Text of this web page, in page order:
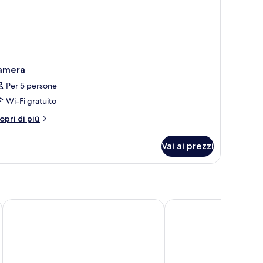
Per 5 persone
Wi-Fi gratuito
di più
Vai ai prezzi
Bahía Blanca Gloria Palace